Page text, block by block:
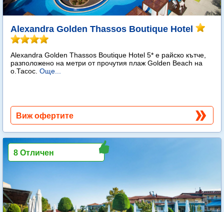
Alexandra Golden Thassos Boutique Hotel
Alexandra Golden Thassos Boutique Hotel 5* е райско кътче,
разположено на метри от прочутия плаж Golden Beach на
о.Тасос. Още...
Виж офертите
8 Отличен